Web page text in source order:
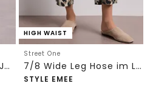
High Waist Barrel Leg Jeans im Loose Fit
HIGH WAIST
Street One
7/8 Wide Leg Hose im Loose Fit mit Print
STYLE EMEE